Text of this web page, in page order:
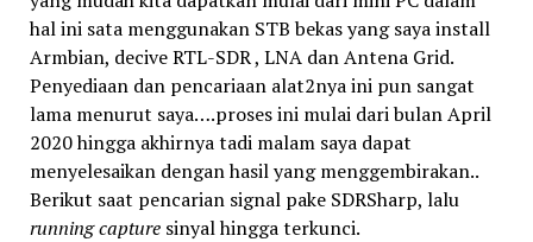
hal ini sata menggunakan STB bekas yang saya install
Armbian, decive RTL-SDR , LNA dan Antena Grid.
Penyediaan dan pencariaan alat2nya ini pun sangat
lama menurut saya….proses ini mulai dari bulan April
2020 hingga akhirnya tadi malam saya dapat
menyelesaikan dengan hasil yang menggembirakan..
Berikut saat pencarian signal pake SDRSharp, lalu
running capturesinyal hingga terkunci.